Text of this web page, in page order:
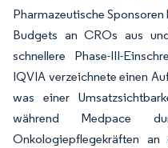
Pharmazeutische Sponsoren
Budgets an CROs aus
schnellere Phase-III-
IQVIA verzeichnete einen
was einer
während Medpace
Onkologiepflegekräften